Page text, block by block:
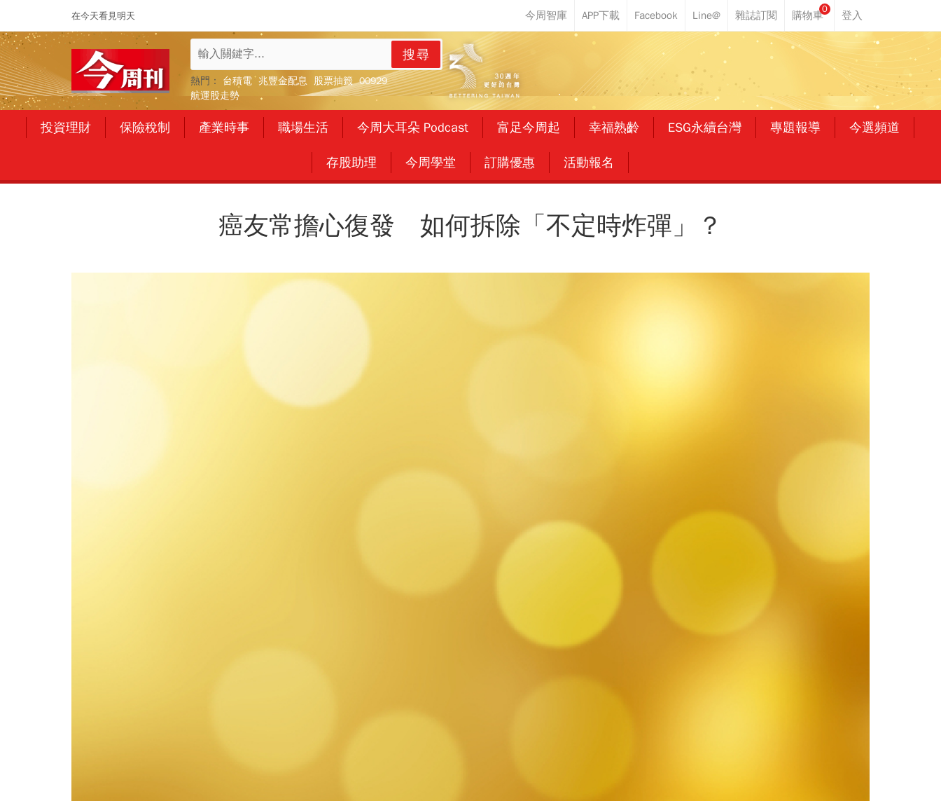
在今天看見明天
0
搜尋
熱門： 台積電 兆豐金配息 股票抽籤 00929
航運股走勢
投資理財 保險稅制 產業時事 職場生活 今周大耳朵 Podcast 富足今周起 幸福熟齡 ESG永續台灣 專題報導 今選頻道
存股助理 今周學堂 訂購優惠 活動報名
癌友常擔心復發 如何拆除「不定時炸彈」？